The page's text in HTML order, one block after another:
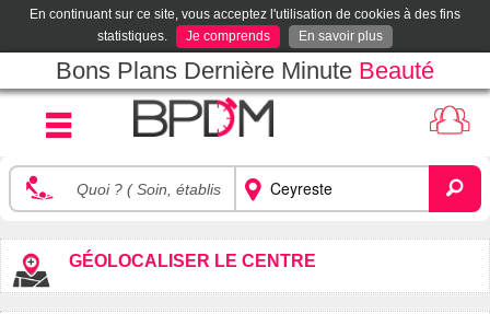
En continuant sur ce site, vous acceptez l'utilisation de cookies à des fins
statistiques.
Je comprends En savoir plus
Bons Plans Dernière Minute Beauté
GÉOLOCALISER LE CENTRE